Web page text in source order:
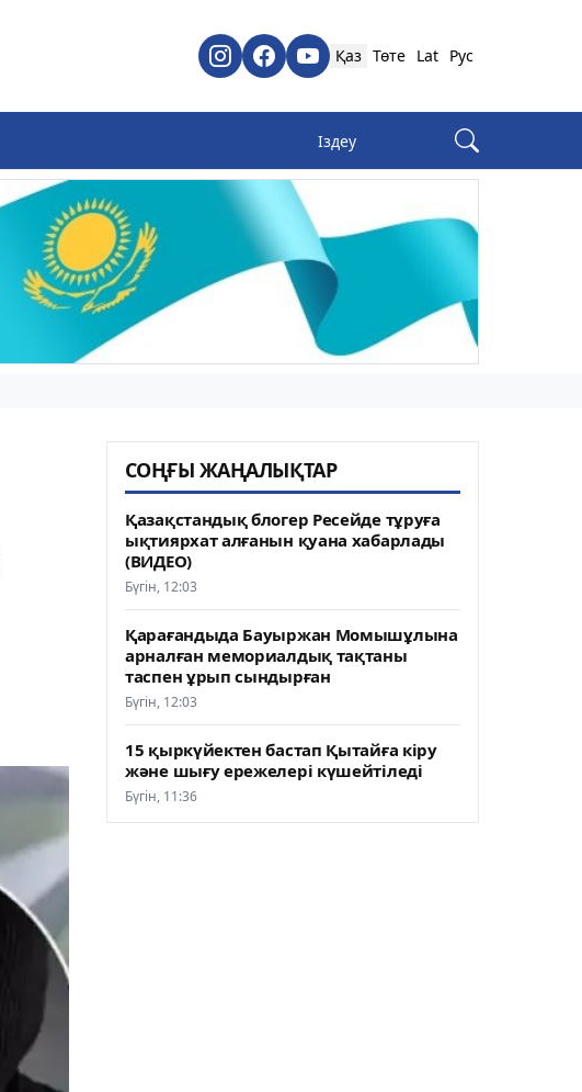
Қаз Төте Lat Рус
СОҢҒЫ ЖАҢАЛЫҚТАР
Қазақстандық блогер Ресейде тұруға
ықтиярхат алғанын қуана хабарлады
(ВИДЕО)
Бүгін, 12:03
Қарағандыда Бауыржан Момышұлына
арналған мемориалдық тақтаны
таспен ұрып сындырған
Бүгін, 12:03
15 қыркүйектен бастап Қытайға кіру
және шығу ережелері күшейтіледі
Бүгін, 11:36